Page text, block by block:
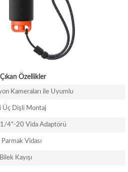
Özellikler
Kameraları ile Uyumlu
Üç Dişli Montaj
1/4"-20 Vida Adaptörü
Parmak Vidası
Bilek Kayışı